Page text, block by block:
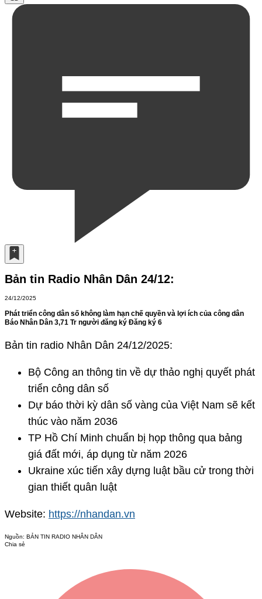
Bản tin Radio Nhân Dân 24/12:
24/12/2025
Phát triển công dân số không làm hạn chế quyền và lợi ích của công dân
Báo Nhân Dân 3,71 Tr người đăng ký Đăng ký 6
Bản tin radio Nhân Dân 24/12/2025:
Bộ Công an thông tin về dự thảo nghị quyết phát
triển công dân số
Dự báo thời kỳ dân số vàng của Việt Nam sẽ kết
thúc vào năm 2036
TP Hồ Chí Minh chuẩn bị họp thông qua bảng
giá đất mới, áp dụng từ năm 2026
Ukraine xúc tiến xây dựng luật bầu cử trong thời
gian thiết quân luật
Website: https://nhandan.vn
Nguồn: BẢN TIN RADIO NHÂN DÂN
Chia sẻ